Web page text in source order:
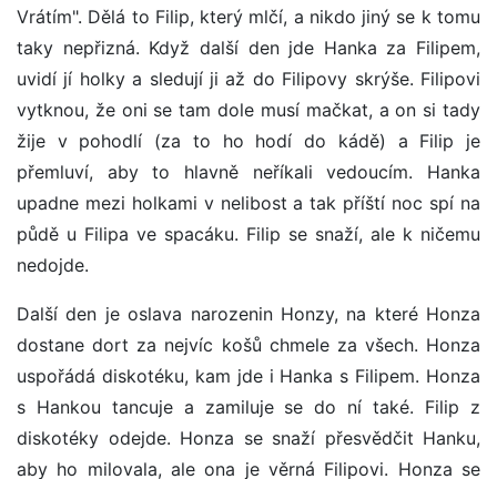
Vrátím". Dělá to Filip, který mlčí, a nikdo jiný se k tomu
taky nepřizná. Když další den jde Hanka za Filipem,
uvidí jí holky a sledují ji až do Filipovy skrýše. Filipovi
vytknou, že oni se tam dole musí mačkat, a on si tady
žije v pohodlí (za to ho hodí do kádě) a Filip je
přemluví, aby to hlavně neříkali vedoucím. Hanka
upadne mezi holkami v nelibost a tak příští noc spí na
půdě u Filipa ve spacáku. Filip se snaží, ale k ničemu
nedojde.
Další den je oslava narozenin Honzy, na které Honza
dostane dort za nejvíc košů chmele za všech. Honza
uspořádá diskotéku, kam jde i Hanka s Filipem. Honza
s Hankou tancuje a zamiluje se do ní také. Filip z
diskotéky odejde. Honza se snaží přesvědčit Hanku,
aby ho milovala, ale ona je věrná Filipovi. Honza se